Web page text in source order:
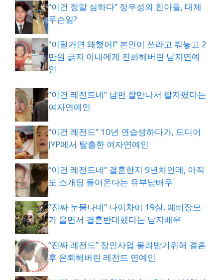
“이건 정말 심하다” 정우성의 친아들, 대체
무슨일?
“이럴거면 왜했어!” 본인이 쓰라고 줘놓고 2
만원 긁자 아내에게 전화해버린 남자연예
인
“이건 레전드네” 남편 잘만나서 팔자폈다는
여자연예인
“이건 레전드” 10년 연습생하다가, 드디어
JYP에서 탈출한 여자연예인
“이건 레전드네” 결혼한지 9년차인데, 아직
도 소개팅 들어온다는 유부남배우
“진짜 눈물나네” 나이차이 19살, 예비장모
가 울면서 결혼반대했다는 남자배우
“진짜 레전드” 장인사업 물려받기위해 결혼
후 은퇴해버린 레전드 연예인